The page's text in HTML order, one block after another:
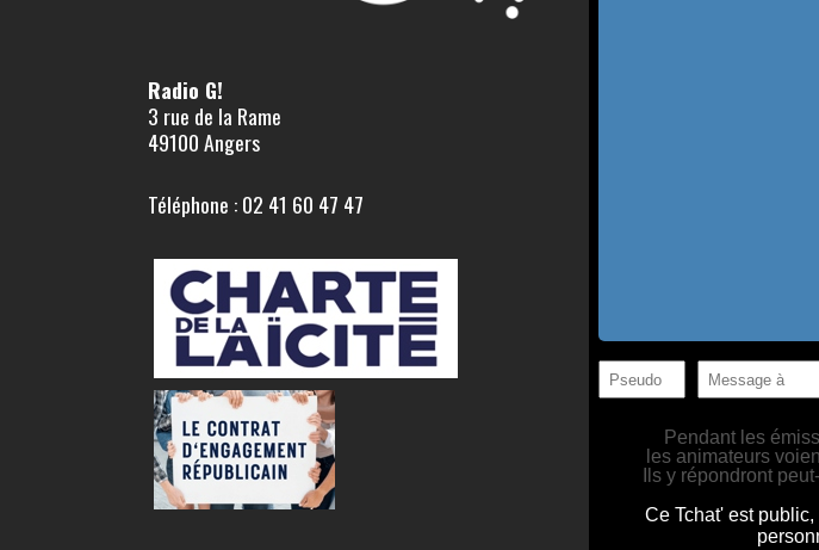
Radio G!
3 rue de la Rame
49100 Angers
Téléphone : 02 41 60 47 47